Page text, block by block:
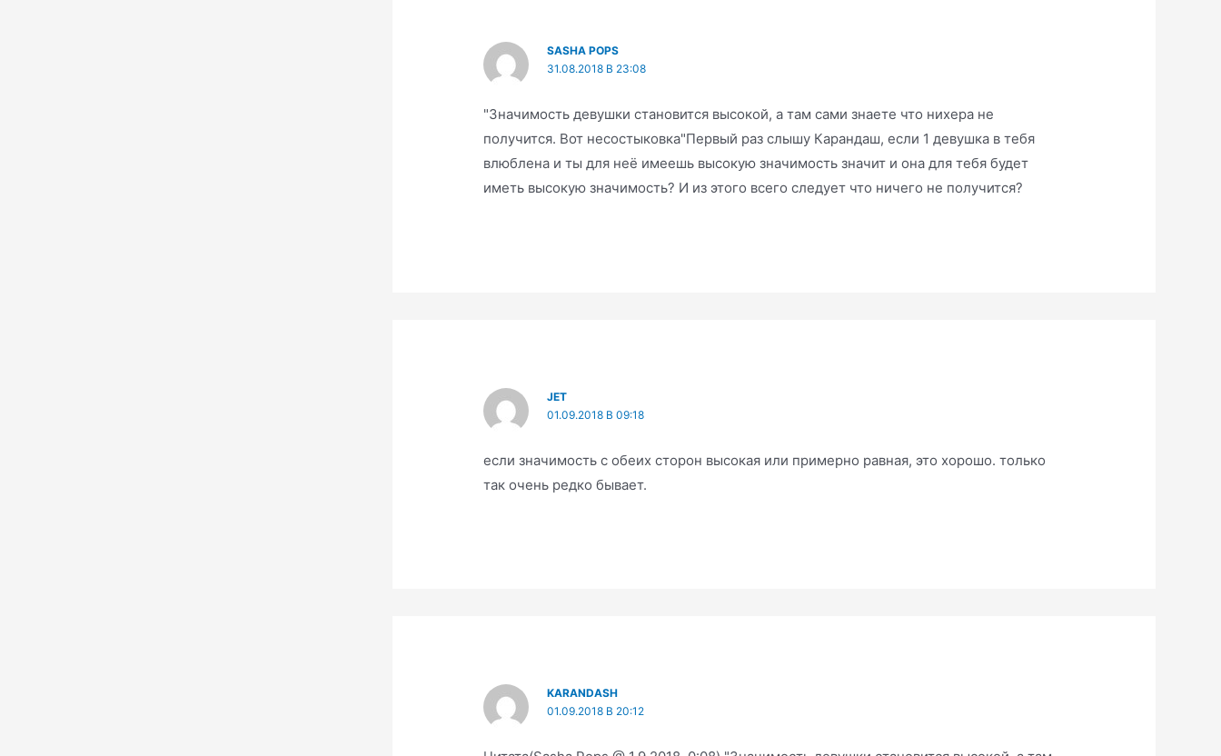
SASHA POPS
31.08.2018 В 23:08
"Значимость девушки становится высокой, а там сами знаете что нихера не
получится. Вот несостыковка"Первый раз слышу Карандаш, если 1 девушка в тебя
влюблена и ты для неё имеешь высокую значимость значит и она для тебя будет
иметь высокую значимость? И из этого всего следует что ничего не получится?
JET
01.09.2018 В 09:18
если значимость с обеих сторон высокая или примерно равная, это хорошо. только
так очень редко бывает.
KARANDASH
01.09.2018 В 20:12